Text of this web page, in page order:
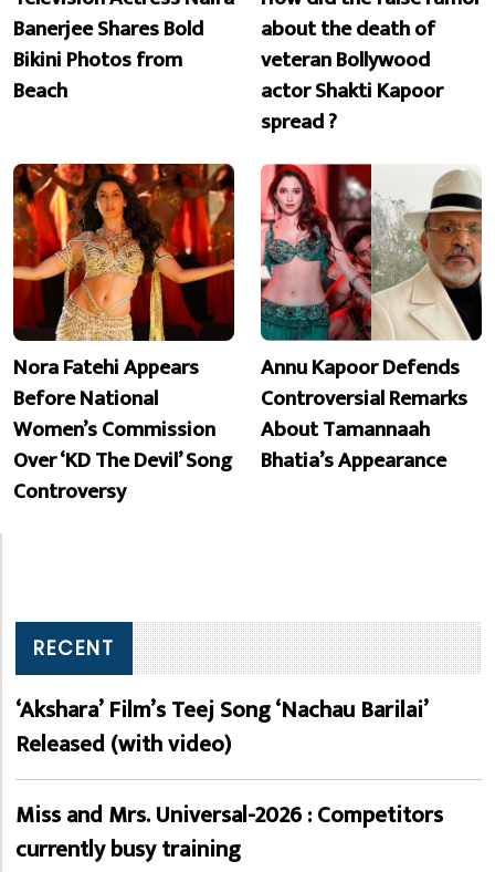
Banerjee Shares Bold
Bikini Photos from
Beach
about the death of
veteran Bollywood
actor Shakti Kapoor
spread ?
Nora Fatehi Appears
Before National
Women’s Commission
Over ‘KD The Devil’ Song
Controversy
Annu Kapoor Defends
Controversial Remarks
About Tamannaah
Bhatia’s Appearance
RECENT
‘Akshara’ Film’s Teej Song ‘Nachau Barilai’
Released (with video)
Miss and Mrs. Universal-2026 : Competitors
currently busy training